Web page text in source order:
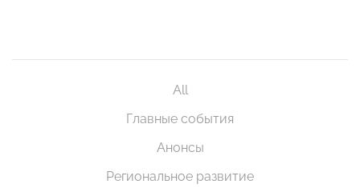
All
Главные события
Анонсы
Региональное развитие